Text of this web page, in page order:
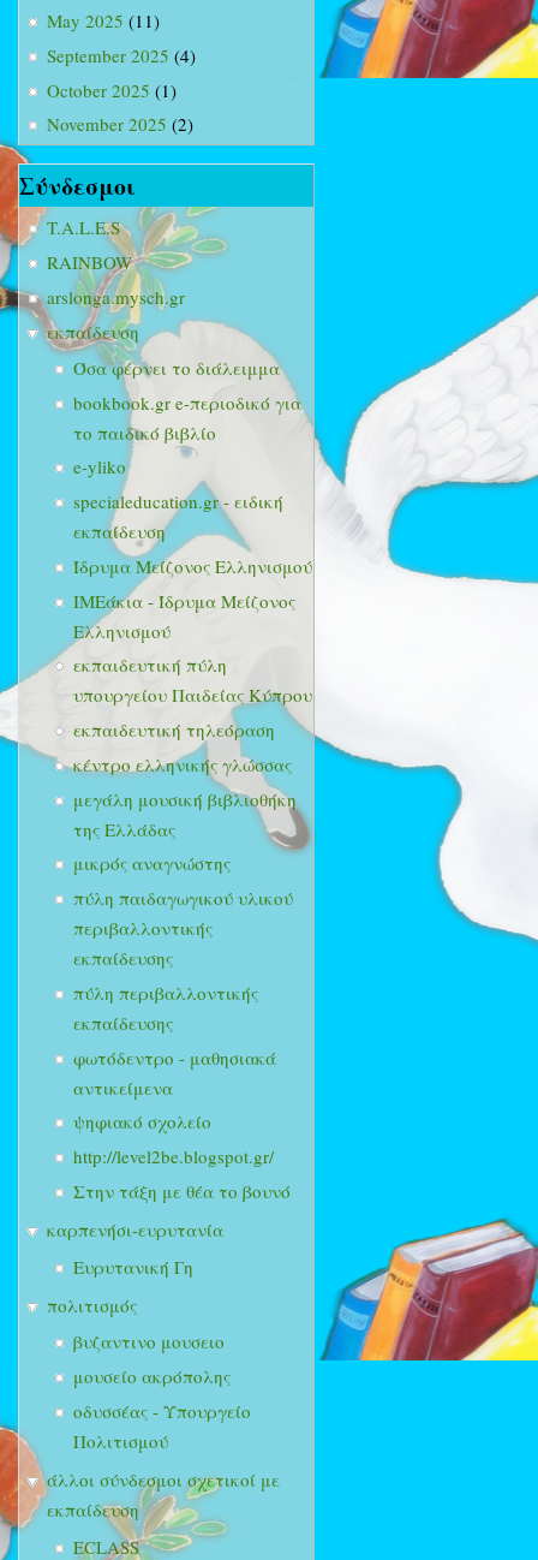
May 2025 (11)
September 2025 (4)
October 2025 (1)
November 2025 (2)
Σύνδεσμοι
T.A.L.E.S
RAINBOW
arslonga.mysch.gr
εκπαίδευση
Όσα φέρνει το διάλειμμα
bookbook.gr e-περιοδικό για
το παιδικό βιβλίο
e-yliko
specialeducation.gr - ειδική
εκπαίδευση
Ίδρυμα Μείζονος Ελληνισμού
ΙΜΕάκια - Ίδρυμα Μείζονος
Ελληνισμού
εκπαιδευτική πύλη
υπουργείου Παιδείας Κύπρου
εκπαιδευτική τηλεόραση
κέντρο ελληνικής γλώσσας
μεγάλη μουσική βιβλιοθήκη
της Ελλάδας
μικρός αναγνώστης
πύλη παιδαγωγικού υλικού
περιβαλλοντικής
εκπαίδευσης
πύλη περιβαλλοντικής
εκπαίδευσης
φωτόδεντρο - μαθησιακά
αντικείμενα
ψηφιακό σχολείο
http://level2be.blogspot.gr/
Στην τάξη με θέα το βουνό
καρπενήσι-ευρυτανία
Ευρυτανική Γη
πολιτισμός
βυζαντινο μουσειο
μουσείο ακρόπολης
οδυσσέας - Υπουργείο
Πολιτισμού
άλλοι σύνδεσμοι σχετικοί με
εκπαίδευση
ECLASS